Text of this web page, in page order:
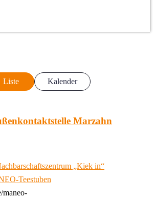
Liste Kalender
Marzahn
„Kiek in“
Teestuben
maneo-